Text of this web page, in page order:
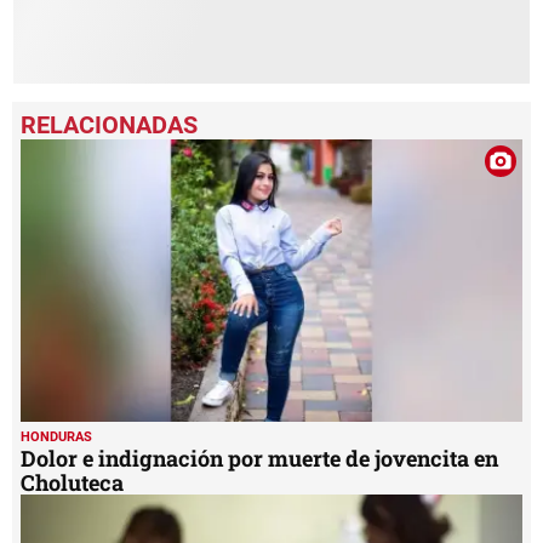
HONDURAS
Dolor e indignación por muerte de jovencita en
Choluteca